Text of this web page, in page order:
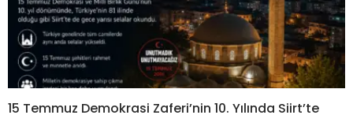
15 Temmuz Demokrasi Zaferi’nin 10. Yılında Siirt’te